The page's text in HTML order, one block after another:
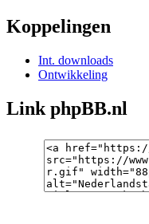
Koppelingen
Int. downloads
Ontwikkeling
Link phpBB.nl